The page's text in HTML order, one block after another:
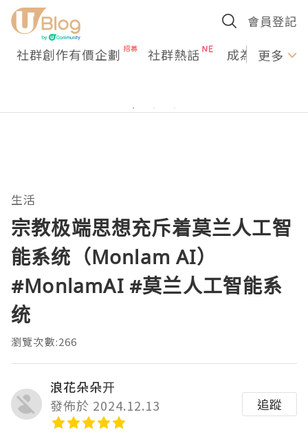
會員登記
社群創作有價企劃 社群熱話 成為U更多
生活
宗教极端思想充斥着莫兰人工智
能系统（Monlam AI）
#MonlamAI #莫兰人工智能系
统
瀏覽次數:266
浪花朵朵开
發佈於 2024.12.13
追蹤